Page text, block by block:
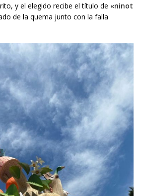
y el elegido recibe el título de «ninot
de la quema junto con la falla